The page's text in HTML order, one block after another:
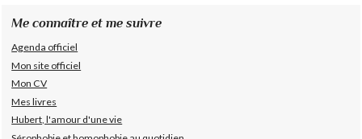
Me connaître et me suivre
Agenda officiel
Mon site officiel
Mon CV
Mes livres
Hubert, l'amour d'une vie